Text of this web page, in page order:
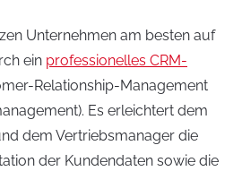
Unternehmen am besten auf
ein professionelles CRM-
Relationship-Management
Es erleichtert dem
dem Vertriebsmanager die
der Kundendaten sowie die